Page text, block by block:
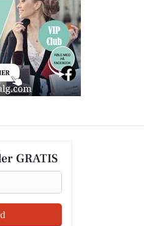
GRATIS